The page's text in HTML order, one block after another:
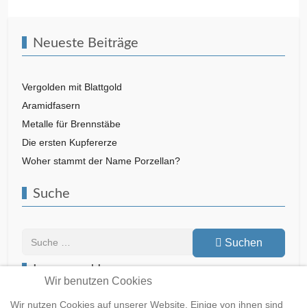
Neueste Beiträge
Vergolden mit Blattgold
Aramidfasern
Metalle für Brennstäbe
Die ersten Kupfererze
Woher stammt der Name Porzellan?
Suche
Suchen
Lesen und Lernen
Wir benutzen Cookies
Wir nutzen Cookies auf unserer Website. Einige von ihnen sind